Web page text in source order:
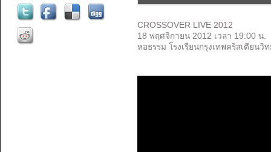
CROSSOVER LIVE 2012
18 พฤศจิกายน 2012 เวลา 19:00 น.
หอธรรม โรงเรียนกรุงเทพคริสเตียนวิท